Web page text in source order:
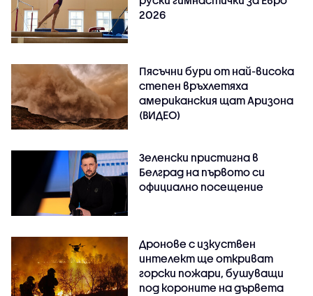
2026
Пясъчни бури от най-висока
степен връхлетяха
американския щат Аризона
(ВИДЕО)
Зеленски пристигна в
Белград на първото си
официално посещение
Дронове с изкуствен
интелект ще откриват
горски пожари, бушуващи
под короните на дървета